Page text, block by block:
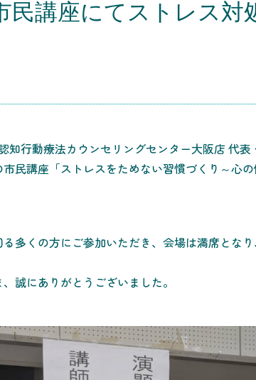
民講座にてストレス
知行動療法カウンセリングセンター大阪店 代表
民講座「ストレスをためない習慣づくり～心
多くの方にご参加いただき、会場は満席とな
誠にありがとうございました。